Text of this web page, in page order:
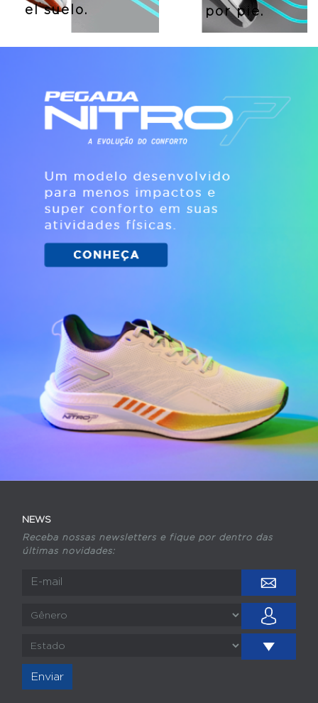
el suelo.
por pie.
NEWS
Receba nossas newsletters e fique por dentro das
últimas novidades:
Enviar